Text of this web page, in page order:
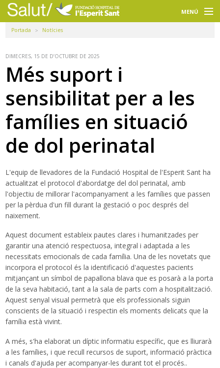
Navegació
principal
MENÚ
Usuaris
Professionals
Docència
Recerca
La FHES
Intranet
Cercador
Traductor
Portada Notícies
DIMECRES, 15 DE D’OCTUBRE DE 2025
Més suport i
sensibilitat per a les
famílies en situació
de dol perinatal
L'equip de llevadores de la Fundació Hospital de l'Esperit Sant ha
actualitzat el protocol d'abordatge del dol perinatal, amb
l'objectiu de millorar l'acompanyament a les famílies que passen
per la pèrdua d'un fill durant la gestació o poc després del
naixement.
Aquest document estableix pautes clares i humanitzades per
garantir una atenció respectuosa, integral i adaptada a les
necessitats emocionals de cada família. Una de les novetats que
incorpora el protocol és la identificació d'aquestes pacients
mitjançant un símbol de papallona blava que es posarà a la porta
de la seva habitació, tant a la sala de parts com a hospitalització.
Aquest senyal visual permetrà que els professionals siguin
conscients de la situació i respectin els moments delicats que la
família està vivint.
A més, s'ha elaborat un díptic informatiu específic, que es lliurarà
a les famílies, i que recull recursos de suport, informació pràctica
i canals d'ajuda per acompanyar-les durant tot el procés..